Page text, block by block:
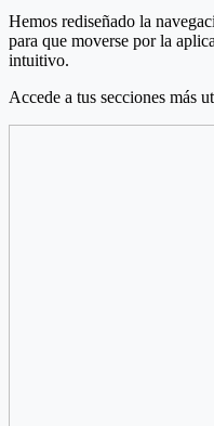
Hemos rediseñado la
para que moverse por la
intuitivo.
Accede a tus secciones más